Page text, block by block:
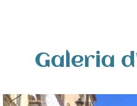
Galeria